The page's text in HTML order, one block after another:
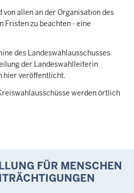
allen an der Organisation des
Fristen zu beachten - eine
des Landeswahlausschusses
der Landeswahlleiterin
hier veröffentlicht.
werden örtlich
FÜR MENSCHEN